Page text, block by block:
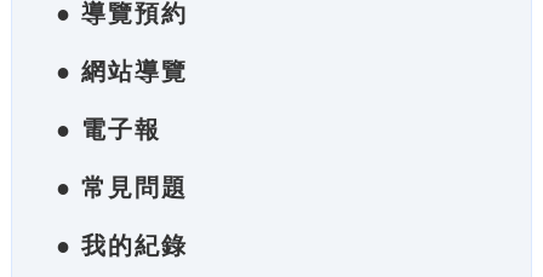
● 導覽預約
● 網站導覽
● 電子報
● 常見問題
● 我的紀錄